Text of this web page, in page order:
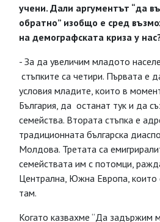
учени. Дали аргументът “да
обратно” изобщо е сред
на демографската криза у
- За да увеличим младото
стъпките са четири. Първата е
условия младите, които в
България, да останат тук и да
семейства. Втората стъпка е
традиционната българска
Молдова. Третата са
семействата им с потомци,
Централна, Южна Европа, които
там.
Когато казвахме “Да задържим